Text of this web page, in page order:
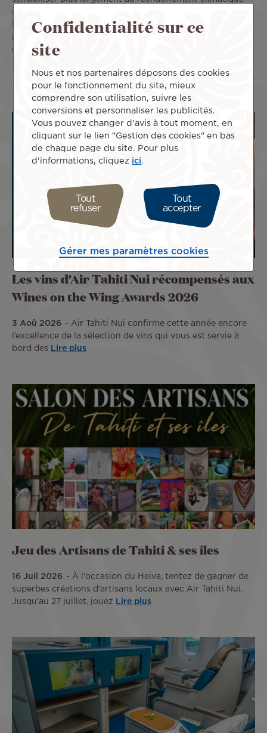
dans une démarche de responsabilité sociétale de
l'Entreprise (RSE), mais aussi répondre aux attentes des
passagers, de plus en plus sensibles à la réduction de leur
empreinte écologique.
Les vins d’Air Tahiti Nui récompensés aux
Wines on the Wing Awards 2026
3 Aoû 2026
Air Tahiti Nui confirme cette année encore
l’excellence de la sélection de vins qui vous est servie à
bord des
Lire plus
Jeu des Artisans de Tahiti & ses îles
16 Juil 2026
À l'occasion du Heiva, tentez de gagner de
superbes créations d'artisans locaux avec Air Tahiti Nui.
Jusqu'au 27 juillet, jouez
Lire plus
Confidentialité sur ce
site
Nous et nos partenaires déposons des cookies
pour le fonctionnement du site, mieux
comprendre son utilisation, suivre les
conversions et personnaliser les publicités.
Vous pouvez changer d'avis à tout moment, en
cliquant sur le lien "Gestion des cookies" en bas
de chaque page du site. Pour plus
d'informations, cliquez ici
Tout
refuser
Tout
accepter
Gérer mes paramètres cookies